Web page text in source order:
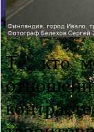
Те, кто